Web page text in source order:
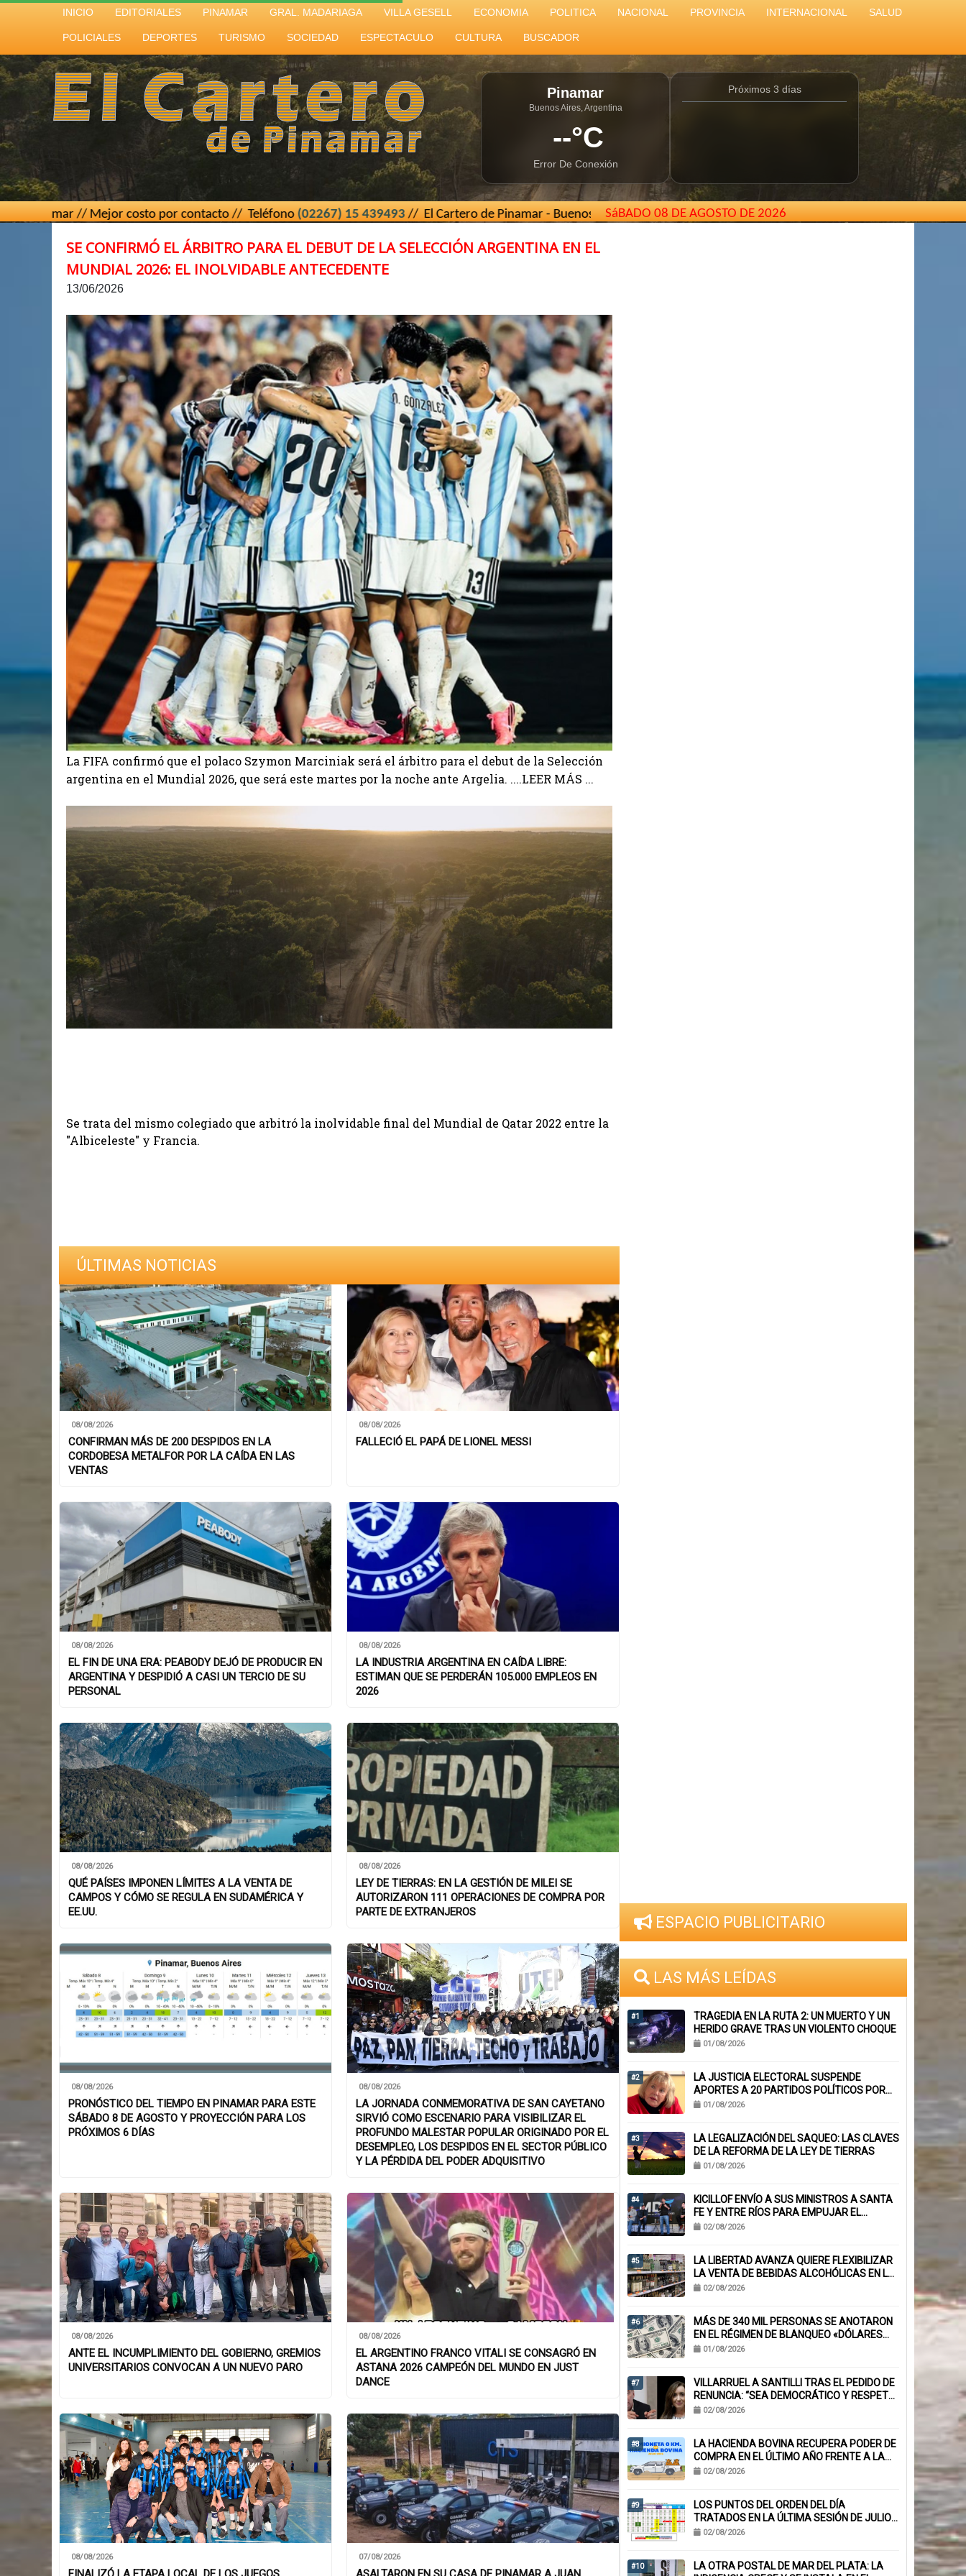
INICIO EDITORIALES PINAMAR GRAL. MADARIAGA VILLA GESELL ECONOMIA POLITICA NACIONAL PROVINCIA INTERNACIONAL SALUD
POLICIALES DEPORTES TURISMO SOCIEDAD ESPECTACULO CULTURA BUSCADOR
Pinamar
Buenos Aires, Argentina
--°C
Error De Conexión
Próximos 3 días
Mejor costo por contacto // Teléfono(02267) 15 439493// El Cartero de Pinamar - Buenos Aires - Argentina //elcarterodepinamar@gmail.com
SáBADO 08 DE AGOSTO DE 2026
SE CONFIRMÓ EL ÁRBITRO PARA EL DEBUT DE LA SELECCIÓN ARGENTINA EN EL
MUNDIAL 2026: EL INOLVIDABLE ANTECEDENTE
13/06/2026
La FIFA confirmó que el polaco Szymon Marciniak será el árbitro para el debut de la Selección
argentina en el Mundial 2026, que será este martes por la noche ante Argelia. ....LEER MÁS ...
Se trata del mismo colegiado que arbitró la inolvidable final del Mundial de Qatar 2022 entre la
"Albiceleste" y Francia.
ÚLTIMAS NOTICIAS
08/08/2026
CONFIRMAN MÁS DE 200 DESPIDOS EN LA
CORDOBESA METALFOR POR LA CAÍDA EN LAS
VENTAS
08/08/2026
FALLECIÓ EL PAPÁ DE LIONEL MESSI
08/08/2026
EL FIN DE UNA ERA: PEABODY DEJÓ DE PRODUCIR EN
ARGENTINA Y DESPIDIÓ A CASI UN TERCIO DE SU
PERSONAL
08/08/2026
LA INDUSTRIA ARGENTINA EN CAÍDA LIBRE:
ESTIMAN QUE SE PERDERÁN 105.000 EMPLEOS EN
2026
08/08/2026
QUÉ PAÍSES IMPONEN LÍMITES A LA VENTA DE
CAMPOS Y CÓMO SE REGULA EN SUDAMÉRICA Y
EE.UU.
08/08/2026
LEY DE TIERRAS: EN LA GESTIÓN DE MILEI SE
AUTORIZARON 111 OPERACIONES DE COMPRA POR
PARTE DE EXTRANJEROS
08/08/2026
PRONÓSTICO DEL TIEMPO EN PINAMAR PARA ESTE
SÁBADO 8 DE AGOSTO Y PROYECCIÓN PARA LOS
PRÓXIMOS 6 DÍAS
08/08/2026
LA JORNADA CONMEMORATIVA DE SAN CAYETANO
SIRVIÓ COMO ESCENARIO PARA VISIBILIZAR EL
PROFUNDO MALESTAR POPULAR ORIGINADO POR EL
DESEMPLEO, LOS DESPIDOS EN EL SECTOR PÚBLICO
Y LA PÉRDIDA DEL PODER ADQUISITIVO
08/08/2026
ANTE EL INCUMPLIMIENTO DEL GOBIERNO, GREMIOS
UNIVERSITARIOS CONVOCAN A UN NUEVO PARO
08/08/2026
EL ARGENTINO FRANCO VITALI SE CONSAGRÓ EN
ASTANA 2026 CAMPEÓN DEL MUNDO EN JUST
DANCE
08/08/2026 07/08/2026
ESPACIO PUBLICITARIO
LAS MÁS LEÍDAS
#1
TRAGEDIA EN LA RUTA 2: UN MUERTO Y UN
HERIDO GRAVE TRAS UN VIOLENTO CHOQUE
01/08/2026
#2
LA JUSTICIA ELECTORAL SUSPENDE
APORTES A 20 PARTIDOS POLÍTICOS POR
FALTA DE BALANCES
01/08/2026
#3
LA LEGALIZACIÓN DEL SAQUEO: LAS CLAVES
DE LA REFORMA DE LA LEY DE TIERRAS
01/08/2026
#4
KICILLOF ENVÍO A SUS MINISTROS A SANTA
FE Y ENTRE RÍOS PARA EMPUJAR EL
ARMADO NACIONAL
02/08/2026
#5
LA LIBERTAD AVANZA QUIERE FLEXIBILIZAR
LA VENTA DE BEBIDAS ALCOHÓLICAS EN LA
PROVINCIA
02/08/2026
#6
MÁS DE 340 MIL PERSONAS SE ANOTARON
EN EL RÉGIMEN DE BLANQUEO «DÓLARES
DEL COLCHÓN»
01/08/2026
#7
VILLARRUEL A SANTILLI TRAS EL PEDIDO DE
RENUNCIA: “SEA DEMOCRÁTICO Y RESPETE
EL VOTO POPULAR”
02/08/2026
#8
LA HACIENDA BOVINA RECUPERA PODER DE
COMPRA EN EL ÚLTIMO AÑO FRENTE A LA
CAMIONETA 0 KM
02/08/2026
#9
LOS PUNTOS DEL ORDEN DEL DÍA
TRATADOS EN LA ÚLTIMA SESIÓN DE JULIO
EN EL H.C.D. DE PINAMAR
02/08/2026
#10
LA OTRA POSTAL DE MAR DEL PLATA: LA